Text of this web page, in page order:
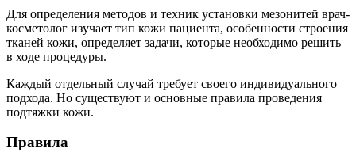
Для определения методов и техник установки мезонитей врач-
косметолог изучает тип кожи пациента, особенности строения
тканей кожи, определяет задачи, которые необходимо решить
в ходе процедуры.
Каждый отдельный случай требует своего индивидуального
подхода. Но существуют и основные правила проведения
подтяжки кожи.
Правила